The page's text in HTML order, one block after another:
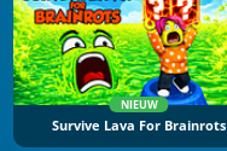
NIEUW
Survive Lava For Brainrots